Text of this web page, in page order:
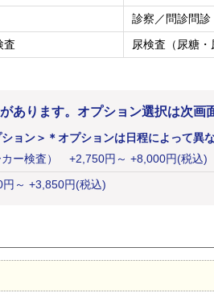
診察／問診問
査
尿検査（尿糖
あります。オプション選択は次画
ョン＞ ＊オプションは日程によって異
ー検査） +2,750円 ～ +8,000円(税込)
円 ～ +3,850円(税込)